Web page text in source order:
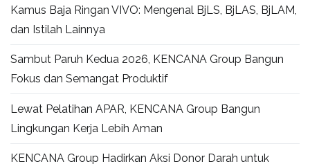
Kamus Baja Ringan VIVO: Mengenal BjLS, BjLAS, BjLAM,
dan Istilah Lainnya
Sambut Paruh Kedua 2026, KENCANA Group Bangun
Fokus dan Semangat Produktif
Lewat Pelatihan APAR, KENCANA Group Bangun
Lingkungan Kerja Lebih Aman
KENCANA Group Hadirkan Aksi Donor Darah untuk